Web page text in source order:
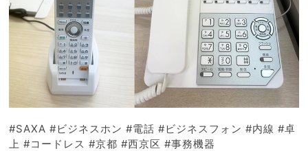
#SAXA #ビジネスホン #電話 #ビジネスフォン #内線 #卓
上 #コードレス #京都 #西京区 #事務機器